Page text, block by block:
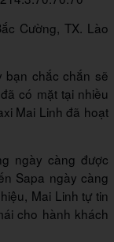
Cường, TX. Lào
bạn chắc chắn sẽ
có mặt tại nhiều
Mai Linh đã hoạt
ngày càng được
Sapa ngày càng
Mai Linh tự tin
cho hành khách